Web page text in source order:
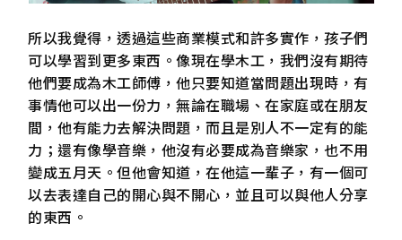
所以我覺得，透過這些商業模式和許多實作，孩子們
可以學習到更多東西。像現在學木工，我們沒有期待
他們要成為木工師傅，他只要知道當問題出現時，有
事情他可以出一份力，無論在職場、在家庭或在朋友
間，他有能力去解決問題，而且是別人不一定有的能
力；還有像學音樂，他沒有必要成為音樂家，也不用
變成五月天。但他會知道，在他這一輩子，有一個可
以去表達自己的開心與不開心，並且可以與他人分享
的東西。